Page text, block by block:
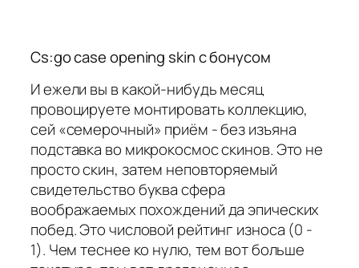
Cs:go case opening skin с бонусом
И ежели вы в какой-нибудь месяц
провоцируете монтировать коллекцию,
сей «семерочный» приём - без изъяна
подставка во микрокосмос скинов. Это не
просто скин, затем неповторяемый
свидетельство буква сфера
воображаемых похождений да эпических
побед. Это числовой рейтинг износа (0 -
1). Чем теснее ко нулю, тем вот больше